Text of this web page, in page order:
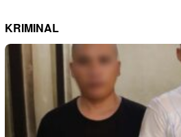
KRIMINAL